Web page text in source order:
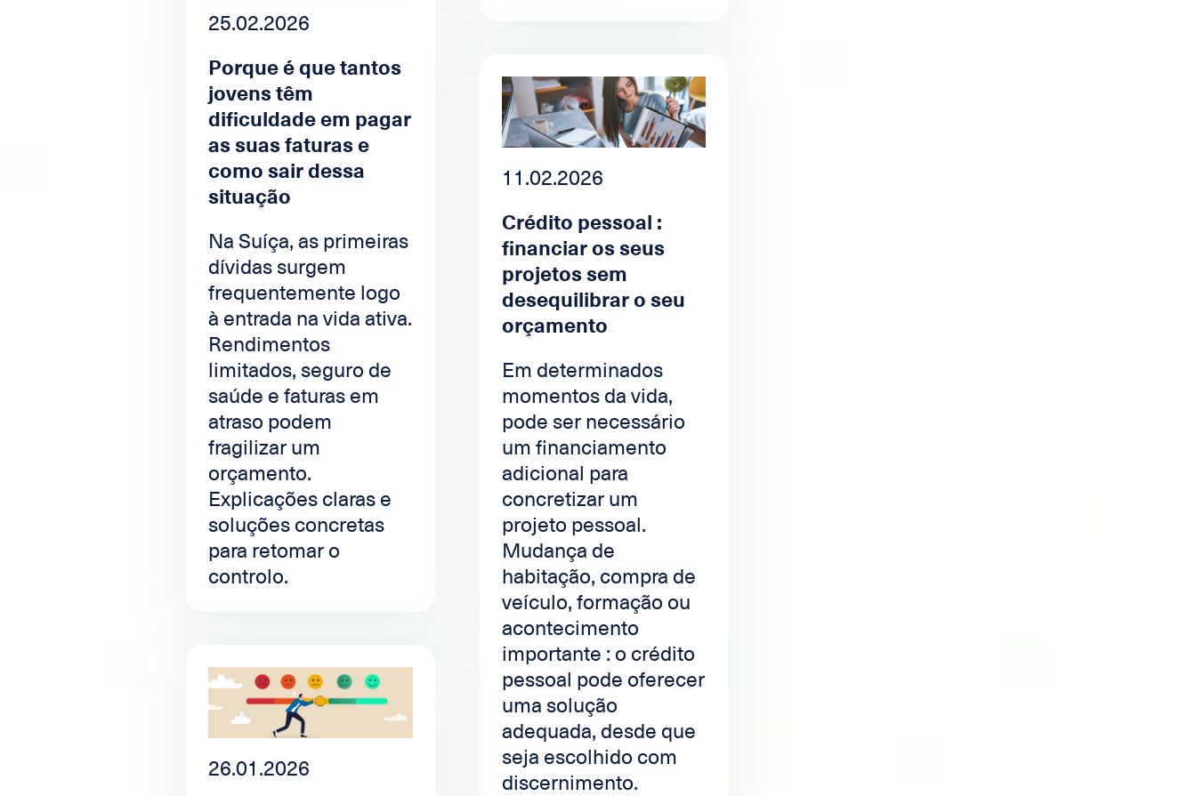
25.02.2026
Porque é que tantos
jovens têm
dificuldade em pagar
as suas faturas e
como sair dessa
situação
Na Suíça, as primeiras
dívidas surgem
frequentemente logo
à entrada na vida ativa.
Rendimentos
limitados, seguro de
saúde e faturas em
atraso podem
fragilizar um
orçamento.
Explicações claras e
soluções concretas
para retomar o
controlo.
11.02.2026
Crédito pessoal :
financiar os seus
projetos sem
desequilibrar o seu
orçamento
Em determinados
momentos da vida,
pode ser necessário
um financiamento
adicional para
concretizar um
projeto pessoal.
Mudança de
habitação, compra de
veículo, formação ou
acontecimento
importante : o crédito
pessoal pode oferecer
uma solução
adequada, desde que
seja escolhido com
discernimento.
26.01.2026